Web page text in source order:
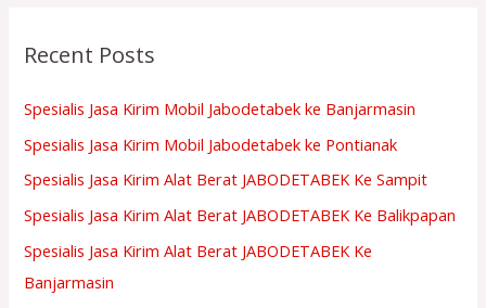
Recent Posts
Spesialis Jasa Kirim Mobil Jabodetabek ke Banjarmasin
Spesialis Jasa Kirim Mobil Jabodetabek ke Pontianak
Spesialis Jasa Kirim Alat Berat JABODETABEK Ke Sampit
Spesialis Jasa Kirim Alat Berat JABODETABEK Ke Balikpapan
Spesialis Jasa Kirim Alat Berat JABODETABEK Ke
Banjarmasin